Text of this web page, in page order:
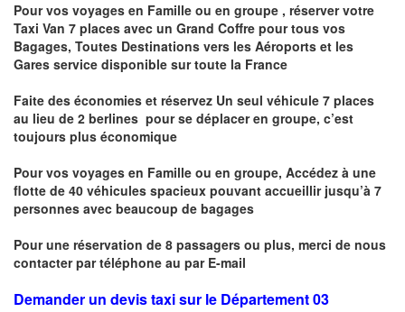
Pour vos voyages en Famille ou en groupe , réserver votre
Taxi Van 7 places avec un Grand Coffre pour tous vos
Bagages, Toutes Destinations vers les Aéroports et les
Gares service disponible sur toute la France
Faite des économies et réservez Un seul véhicule 7 places
au lieu de 2 berlines pour se déplacer en groupe, c’est
toujours plus économique
Pour vos voyages en Famille ou en groupe, Accédez à une
flotte de 40 véhicules spacieux pouvant accueillir jusqu’à 7
personnes avec beaucoup de bagages
Pour une réservation de 8 passagers ou plus, merci de nous
contacter par téléphone au par E-mail
Demander un devis taxi sur le Département 03